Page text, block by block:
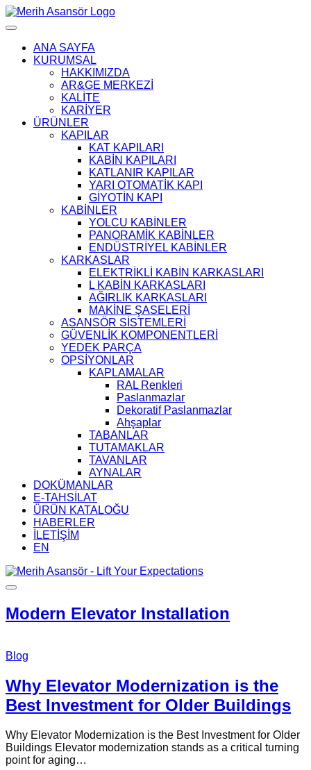
ANA SAYFA
KURUMSAL
HAKKIMIZDA
AR&GE MERKEZİ
KALİTE
KARİYER
ÜRÜNLER
KAPILAR
KAT KAPILARI
KABİN KAPILARI
KATLANIR KAPILAR
YARI OTOMATİK KAPI
GİYOTİN KAPI
KABİNLER
YOLCU KABİNLER
PANORAMİK KABİNLER
ENDÜSTRİYEL KABİNLER
KARKASLAR
ELEKTRİKLİ KABİN KARKASLARI
L KABİN KARKASLARI
AĞIRLIK KARKASLARI
MAKİNE ŞASELERİ
ASANSÖR SİSTEMLERİ
GÜVENLİK KOMPONENTLERİ
YEDEK PARÇA
OPSİYONLAR
KAPLAMALAR
RAL Renkleri
Paslanmazlar
Dekoratif Paslanmazlar
Ahşaplar
TABANLAR
TUTAMAKLAR
TAVANLAR
AYNALAR
DOKÜMANLAR
E-TAHSİLAT
ÜRÜN KATALOĞU
HABERLER
İLETİŞİM
EN
Modern Elevator Installation
Blog
Why Elevator Modernization is the
Best Investment for Older Buildings
Why Elevator Modernization is the Best Investment for Older
Buildings Elevator modernization stands as a critical turning
point for aging…